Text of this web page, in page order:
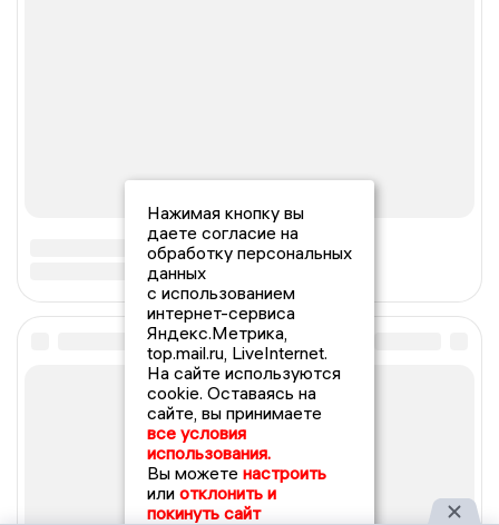
Нажимая кнопку вы
даете согласие на
обработку персональных
данных
с использованием
интернет-сервиса
Яндекс.Метрика,
top.mail.ru, LiveInternet.
На сайте используются
cookie. Оставаясь на
сайте, вы принимаете
все условия
использования.
Вы можете настроить
или отклонить и
покинуть сайт